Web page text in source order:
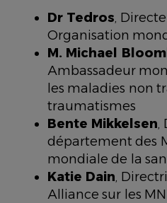
Dr Tedros,
Organisation
M. Michael
Ambassadeur
les maladies non
traumatismes
Bente Mikkelsen,
département des
mondiale de la
Katie Dain,
Alliance sur les